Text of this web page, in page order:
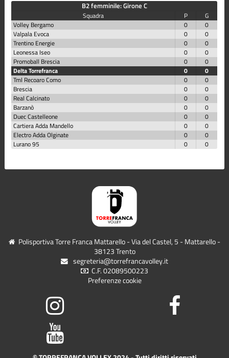
B2 femminile: Girone C
Squadra P
G
Volley Bergamo
0
0
Valpala Evoca
0
0
Trentino Energie
0
0
Leonessa Iseo
0
0
Promoball Brescia
0
0
Delta Torrefranca
0
0
Tml Recoaro Como
0
0
Brescia
0
0
Real Calcinato
0
0
Barzanò
0
0
Duec Castelleone
0
0
Cartiera Adda Mandello
0
0
Electro Adda Olginate
0
0
Lurano 95
0 0
Polisportiva Torre Franca Mattarello - Via del Castel, 5 - Mattarello -
38123 Trento
segreteria@torrefrancavolley.it
C.F. 02089500223
Preferenze cookie